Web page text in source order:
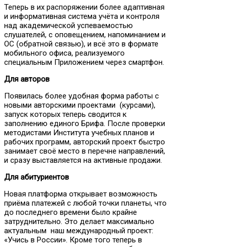
Теперь в их распоряжении более адаптивная
и информативная система учёта и контроля
над академической успеваемостью
слушателей, с оповещением, напоминанием и
ОС (обратной связью), и всё это в формате
мобильного офиса, реализуемого
специальным Приложением через смартфон.
Для авторов
Появилась более удобная форма работы с
новыми авторскими проектами (курсами),
запуск которых теперь сводится к
заполнению единого Брифа. После проверки
методистами Института учебных планов и
рабочих программ, авторский проект быстро
занимает своё место в перечне направлений,
и сразу выставляется на активные продажи.
Для абитуриентов
Новая платформа открывает возможность
приёма платежей с любой точки планеты, что
до последнего времени было крайне
затруднительно. Это делает максимально
актуальным наш международный проект:
«Учись в России». Кроме того теперь в